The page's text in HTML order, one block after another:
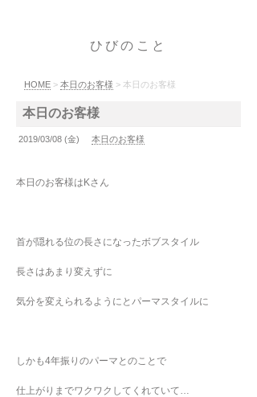
ひびのこと
HOME > 本日のお客様 > 本日のお客様
本日のお客様
2019/03/08 (金) 本日のお客様
本日のお客様はKさん
首が隠れる位の長さになったボブスタイル
長さはあまり変えずに
気分を変えられるようにとパーマスタイルに
しかも4年振りのパーマとのことで
仕上がりまでワクワクしてくれていて…